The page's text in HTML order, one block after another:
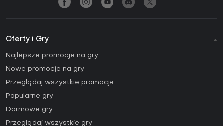
Oferty i Gry
Najlepsze promocje na gry
Nowe promocje na gry
Przeglądaj wszystkie promocje
Popularne gry
Darmowe gry
Przeglądaj wszystkie gry